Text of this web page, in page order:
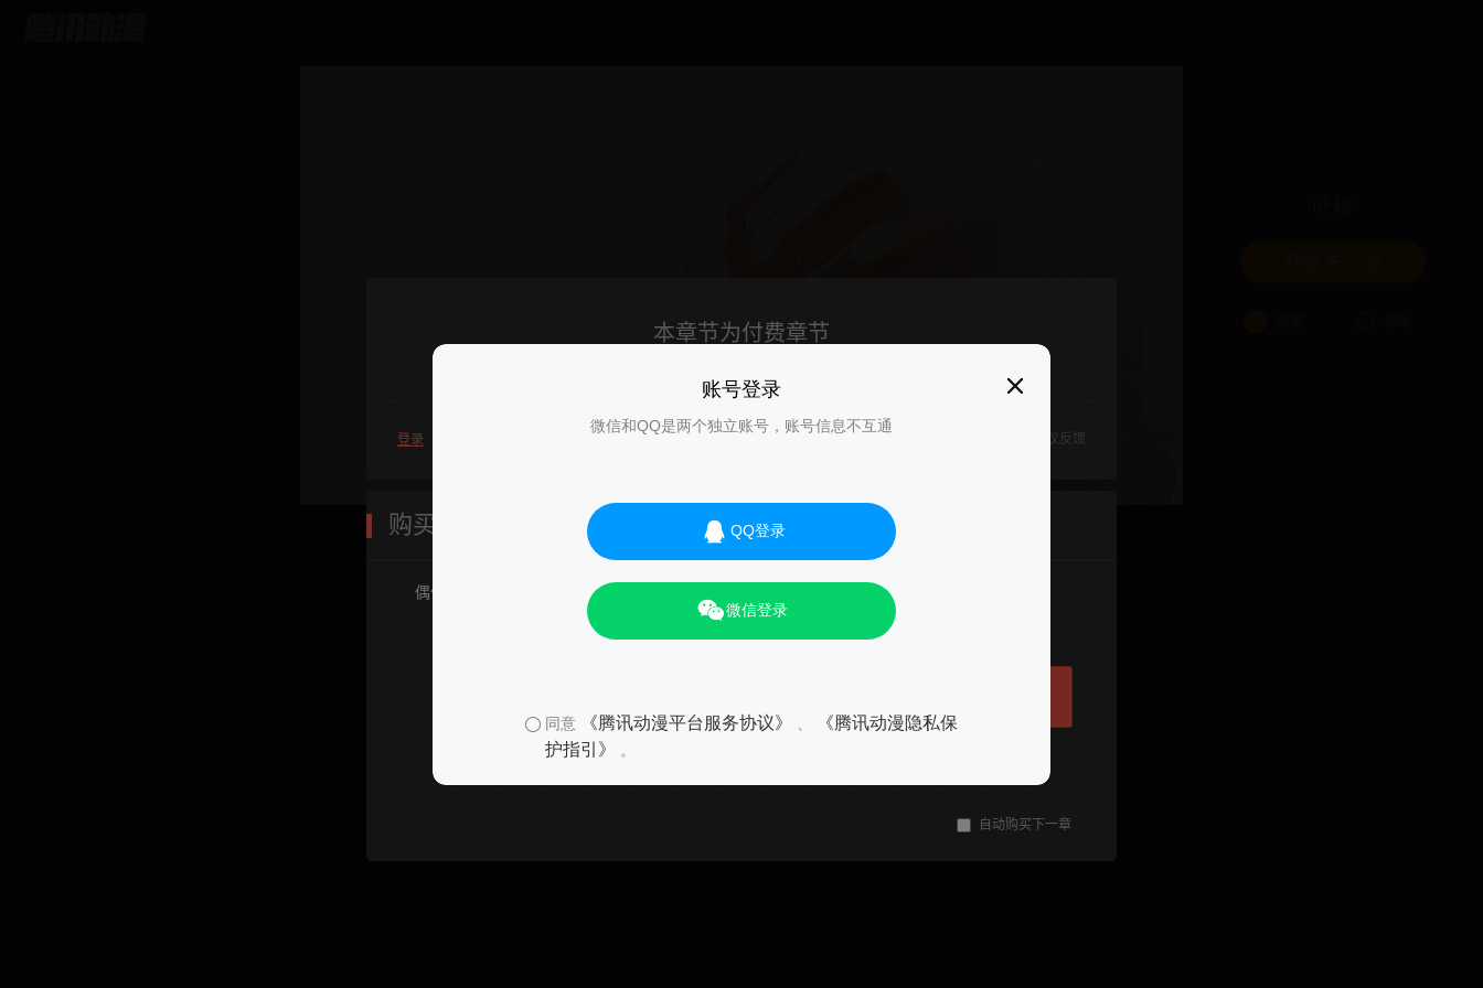
账号登录
微信和QQ是两个独立账号，账号信息不互通
QQ登录
微信登录
同意 《腾讯动漫平台服务协议》
《腾讯动漫隐私保
护指引》
。